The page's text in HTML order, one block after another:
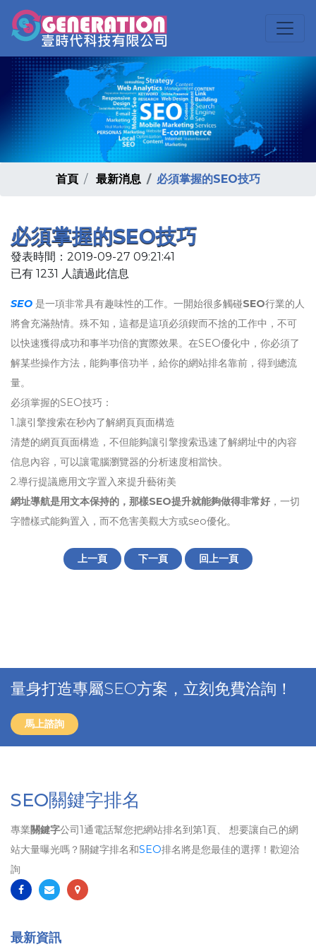
首頁 最新消息 必須掌握的SEO技巧
必須掌握的SEO技巧
發表時間：2019-09-27 09:21:41
已有 1231 人讀過此信息
SEO 是一項非常具有趣味性的工作。一開始很多觸碰SEO行業的人
將會充滿熱情。殊不知，這都是這項必須鍥而不捨的工作中，不可
以快速獲得成功和事半功倍的實際效果。在SEO優化中，你必須了
解某些操作方法，能夠事倍功半，給你的網站排名靠前，得到總流
量。
必須掌握的SEO技巧：
1.讓引擎搜索在秒內了解網頁頁面構造
清楚的網頁頁面構造，不但能夠讓引擎搜索迅速了解網址中的內容
信息內容，可以讓電腦瀏覽器的分析速度相當快。
2.導行提議應用文字置入來提升藝術美
網址導航是用文本保持的，那樣SEO提升就能夠做得非常好 ，一切
字體樣式能夠置入，而不危害美觀大方或seo優化。
上一頁 下一頁 回上一頁
量身打造專屬SEO方案，立刻免費洽詢！
馬上諮詢
SEO關鍵字排名
專業關鍵字公司1通電話幫您把網站排名到第1頁、 想要讓自己的網
站大量曝光嗎？關鍵字排名和SEO排名將是您最佳的選擇！歡迎洽
詢
最新資訊